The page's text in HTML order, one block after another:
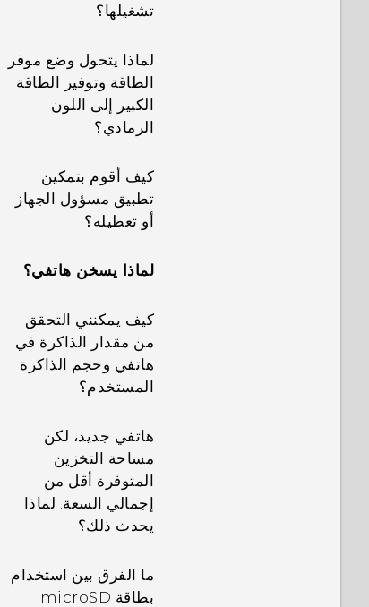
تشغيلها؟
لماذا يتحول وضع موفر
الطاقة وتوفير الطاقة
الكبير إلى اللون
الرمادي؟
كيف أقوم بتمكين
تطبيق مسؤول الجهاز
أو تعطيله؟
لماذا يسخن هاتفي؟
كيف يمكنني التحقق
من مقدار الذاكرة في
هاتفي وحجم الذاكرة
المستخدم؟
هاتفي جديد، لكن
مساحة التخزين
المتوفرة أقل من
إجمالي السعة. لماذا
يحدث ذلك؟
ما الفرق بين استخدام
بطاقة microSD